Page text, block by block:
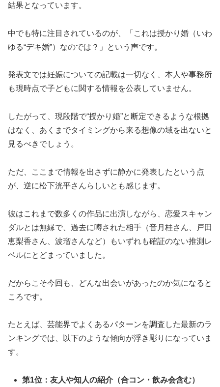
結果となっています。
中でも特に注目されているのが、「これは授かり婚（いわ
ゆる“デキ婚”）なのでは？」という声です。
発表文では妊娠についての記載は一切なく、本人や事務所
も現時点で子どもに関する情報を公表していません。
したがって、現段階で“授かり婚”と断定できるような根拠
はなく、あくまでタイミングから来る想像の域を出ないと
見るべきでしょう。
ただ、ここまで情報を出さずに静かに発表したという点
が、逆に松下洸平さんらしいとも感じます。
彼はこれまで数多くの作品に出演しながら、恋愛スキャン
ダルとは無縁で、過去に噂された相手（音月桂さん、戸田
恵梨香さん、波瑠さんなど）もいずれも確証のない推測レ
ベルにとどまっていました。
だからこそ今回も、どんな出会いがあったのか気になると
ころです。
たとえば、芸能界でよくあるパターンを調査した最新のラ
ンキングでは、以下のような傾向が浮き彫りになっていま
す。
第1位：友人や知人の紹介（合コン・飲み会含む）